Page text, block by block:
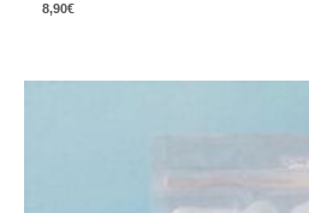
8,90€